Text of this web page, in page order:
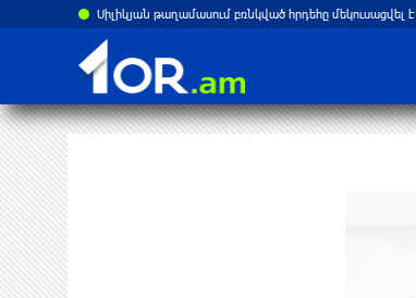
Սիլիկյան թաղամասում բռնկված հրդեհը մեկուսացվել է